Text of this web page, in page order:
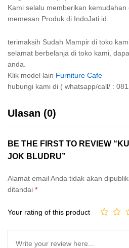
Kami selalu memberikan
memesan Produk di IndoJati.id.
terimaksih Sudah Mampir di toko
selamat berbelanja di toko kami,
anda.
Klik model lain Furniture Cafe
hubungi kami di ( whatsapp/call/ :
Ulasan (0)
BE THE FIRST TO REVIEW
JOK BLUDRU”
Alamat email Anda tidak akan
ditandai *
Your rating of this product